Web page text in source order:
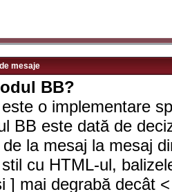
mesaje
BB?
o implementare
BB este dată de
la mesaj la mesaj
cu HTML-ul,
] mai degrabă decât